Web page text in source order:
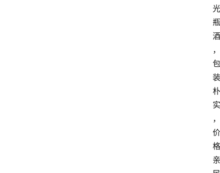
光
瓶
酒
，
包
装
朴
实
，
价
格
亲